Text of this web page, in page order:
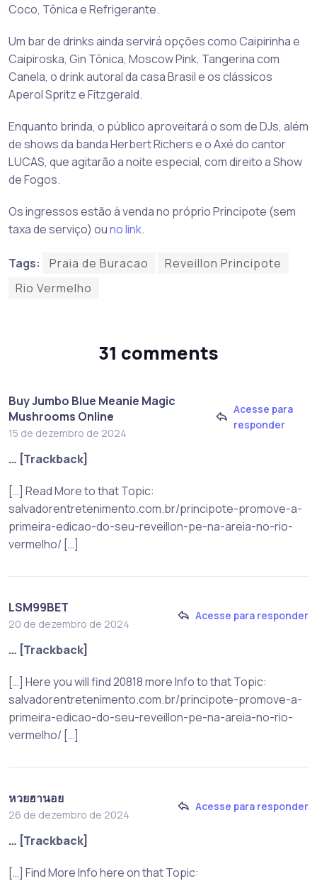
Coco, Tônica e Refrigerante.
Um bar de drinks ainda servirá opções como Caipirinha e
Caipiroska, Gin Tônica, Moscow Pink, Tangerina com
Canela, o drink autoral da casa Brasil e os clássicos
Aperol Spritz e Fitzgerald.
Enquanto brinda, o público aproveitará o som de DJs, além
de shows da banda Herbert Richers e o Axé do cantor
LUCAS, que agitarão a noite especial, com direito a Show
de Fogos.
Os ingressos estão à venda no próprio Principote (sem
taxa de serviço) ouno link.
Tags: Praia de Buracao
Reveillon Principote
Rio Vermelho
31 comments
Buy Jumbo Blue Meanie Magic
Mushrooms Online
15 de dezembro de 2024
Acesse para
responder
… [Trackback]
[…] Read More to that Topic:
salvadorentretenimento.com.br/principote-promove-a-
primeira-edicao-do-seu-reveillon-pe-na-areia-no-rio-
vermelho/ […]
LSM99BET
20 de dezembro de 2024
Acesse para responder
… [Trackback]
[…] Here you will find 20818 more Info to that Topic:
salvadorentretenimento.com.br/principote-promove-a-
primeira-edicao-do-seu-reveillon-pe-na-areia-no-rio-
vermelho/ […]
หวยฮานอย
26 de dezembro de 2024
Acesse para responder
… [Trackback]
[…] Find More Info here on that Topic: